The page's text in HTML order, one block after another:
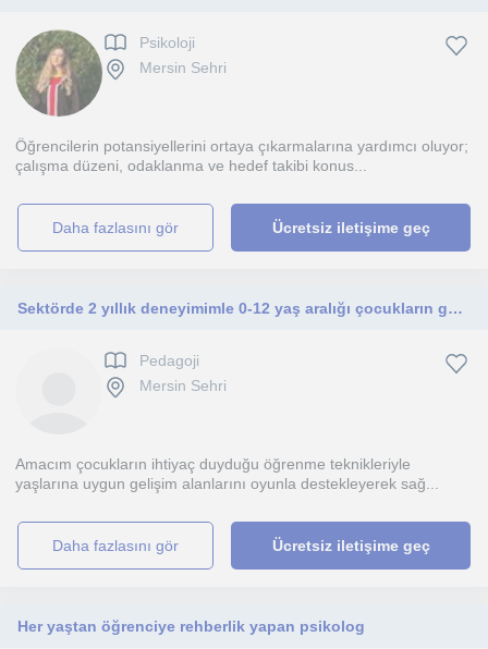
Psikoloji
Mersin Sehri
Öğrencilerin potansiyellerini ortaya çıkarmalarına yardımcı oluyor;
çalışma düzeni, odaklanma ve hedef takibi konus...
daha fazlasını gör Ücretsiz iletişime geç
Sektörde 2 yıllık deneyimimle 0-12 yaş aralığı çocukların gelişimini desteklemek
Pedagoji
Mersin Sehri
Amacım çocukların ihtiyaç duyduğu öğrenme teknikleriyle
yaşlarına uygun gelişim alanlarını oyunla destekleyerek sağ...
daha fazlasını gör Ücretsiz iletişime geç
Her yaştan öğrenciye rehberlik yapan psikolog